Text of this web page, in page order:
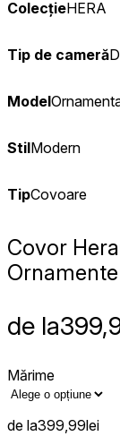
ColecțieHERA
Tip de cameră
Model
StilModern
TipCovoare
Covor Hera
de la
Mărime
de la399,99lei